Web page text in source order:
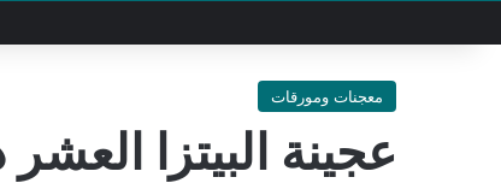
معجنات ومورقات
عجينة البيتزا